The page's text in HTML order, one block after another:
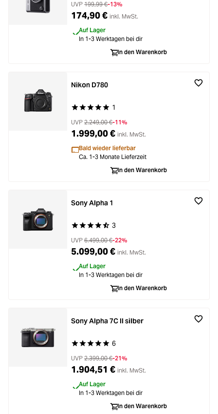
UVP 199,99 €-13%
174,90 € inkl. MwSt.
Auf Lager
In 1-3 Werktagen bei dir
In den Warenkorb
Durchschnittliche Bewertung von 5 von 5
1
Nikon D780
UVP 2.249,00 €-11%
1.999,00 € inkl. MwSt.
Bald wieder lieferbar
Ca. 1-3 Monate Lieferzeit
In den Warenkorb
Durchschnittliche Bewertung von 4.6 von 5
3
Sony Alpha 1
UVP 6.499,00 €-22%
5.099,00 € inkl. MwSt.
Auf Lager
In 1-3 Werktagen bei dir
In den Warenkorb
Durchschnittliche Bewertung von 5 von 5
6
Sony Alpha 7C II silber
UVP 2.399,00 €-21%
1.904,51 € inkl. MwSt.
Auf Lager
In 1-3 Werktagen bei dir
In den Warenkorb